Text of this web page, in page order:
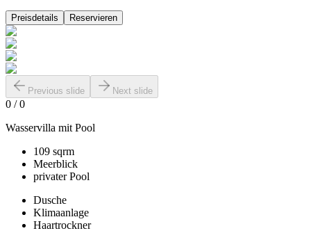
Preisdetails Reservieren
Previous slide Next slide
0 /0
Wasservilla mit Pool
109 sqrm
Meerblick
privater Pool
Dusche
Klimaanlage
Haartrockner